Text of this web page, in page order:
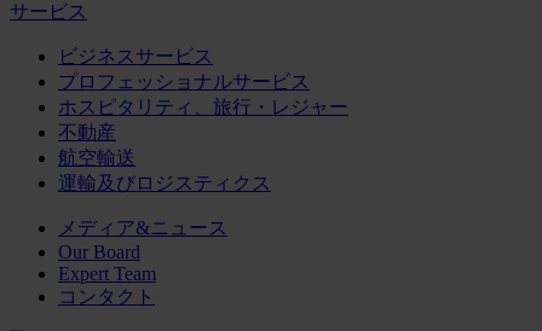
サービス
ビジネスサービス
プロフェッショナルサービス
ホスピタリティ、旅行・レジャー
不動産
航空輸送
運輸及びロジスティクス
メディア&ニュース
Our Board
Expert Team
コンタクト